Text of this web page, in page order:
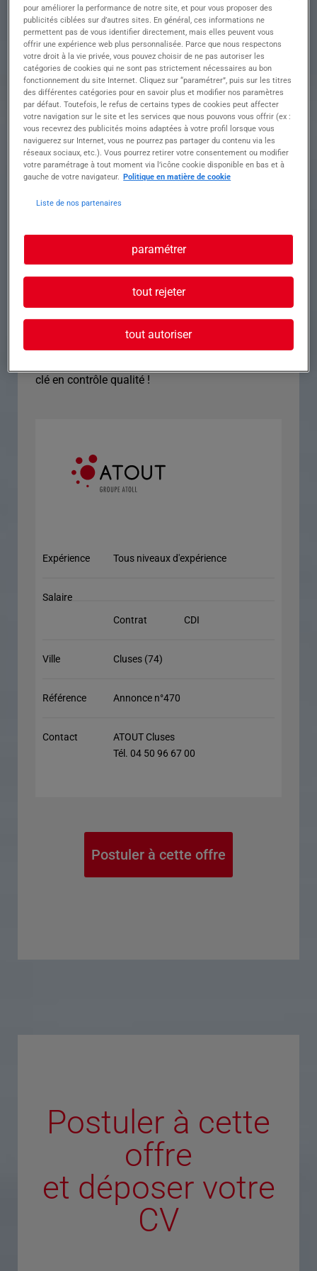
valider les premières pièces.
• Rédiger et mettre à jour les documents qualité
(rapports de contrôle, fiches de suivi).
• Gérer les non-conformités et piloter les actions
correctives.
• Participer à l'amélioration continue des
processus de contrôle qualité.
• Collaborer avec les équipes de production pour
garantir la conformité des séries en cours.
Profil recherché
• Expérience significative dans le contrôle qualité,
idéalement en milieu industriel.
• Maîtrise des outils de mesure et des techniques
de contrôle avancées.
• Bonne connaissance des démarrages série et
des processus de validation.
• Rigueur, autonomie et excellent esprit d'équipe.
Vous souhaitez évoluer dans un poste technique
et contribuer activement à l'excellence des
clé en contrôle qualité !
Expérience Tous niveaux d'expérience
Salaire
Contrat
CDI
Ville Cluses (74)
Référence Annonce n°470
Contact
ATOUT Cluses
Tél. 04 50 96 67 00
Postuler à cette offre
Postuler à cette
offre
et déposer votre
CV
pour améliorer la performance de notre site, et pour vous proposer des
publicités ciblées sur d’autres sites. En général, ces informations ne
permettent pas de vous identifier directement, mais elles peuvent vous
offrir une expérience web plus personnalisée. Parce que nous respectons
votre droit à la vie privée, vous pouvez choisir de ne pas autoriser les
catégories de cookies qui ne sont pas strictement nécessaires au bon
fonctionnement du site Internet. Cliquez sur “paramétrer”, puis sur les titres
des différentes catégories pour en savoir plus et modifier nos paramètres
par défaut. Toutefois, le refus de certains types de cookies peut affecter
votre navigation sur le site et les services que nous pouvons vous offrir (ex :
vous recevrez des publicités moins adaptées à votre profil lorsque vous
naviguerez sur Internet, vous ne pourrez pas partager du contenu via les
réseaux sociaux, etc.). Vous pourrez retirer votre consentement ou modifier
votre paramétrage à tout moment via l’icône cookie disponible en bas et à
gauche de votre navigateur. Politique en matière de cookie
Liste de nos partenaires
paramétrer
tout rejeter
tout autoriser